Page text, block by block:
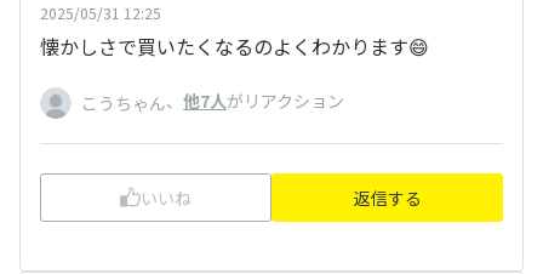
2025/05/31 12:25
懐かしさで買いたくなるのよくわかります😄
こうちゃん、 他7人がリアクション
いいね 返信する